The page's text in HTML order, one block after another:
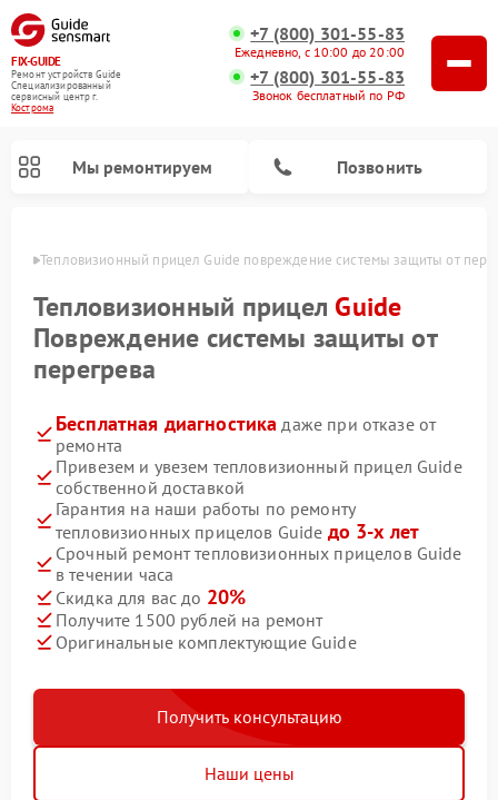
FIX-GUIDE
Ремонт устройств Guide
Специализированный
cервисный центр г.
Кострома
+7 (800) 301-55-83
Ежедневно, с 10:00 до 20:00
+7 (800) 301-55-83
Звонок бесплатный по РФ
Мы ремонтируем Позвонить
Тепловизионный прицел Guide повреждение системы защиты от
Тепловизионный прицел Guide
Повреждение системы защиты от
перегрева
Бесплатная диагностика даже при отказе от
ремонта
Привезем и увезем тепловизионный прицел Guide
собственной доставкой
Гарантия на наши работы по ремонту
тепловизионных прицелов Guide до 3-х лет
Срочный ремонт тепловизионных прицелов Guide
в течении часа
Скидка для вас до 20%
Получите 1500 рублей на ремонт
Оригинальные комплектующие Guide
Получить консультацию
Наши цены